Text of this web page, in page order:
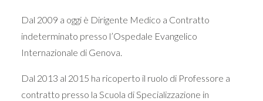
Dal 2009 a oggi è Dirigente Medico a Contratto
indeterminato presso l’Ospedale Evangelico
Internazionale di Genova.
Dal 2013 al 2015 ha ricoperto il ruolo di Professore a
contratto presso la Scuola di Specializzazione in